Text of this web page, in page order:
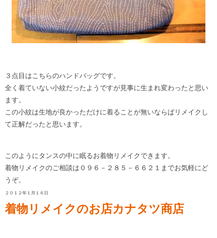
３点目はこちらのハンドバッグです。
全く着ていない小紋だったようですが見事に生まれ変わったと思い
ます。
この小紋は生地が良かっただけに着ることが無いならばリメイクし
て正解だったと思います。
このようにタンスの中に眠るお着物リメイクできます。
着物リメイクのご相談は０９６－２８５－６６２１までお気軽にど
うぞ。
２０１２年１月１６日
着物リメイクのお店カナタツ商店